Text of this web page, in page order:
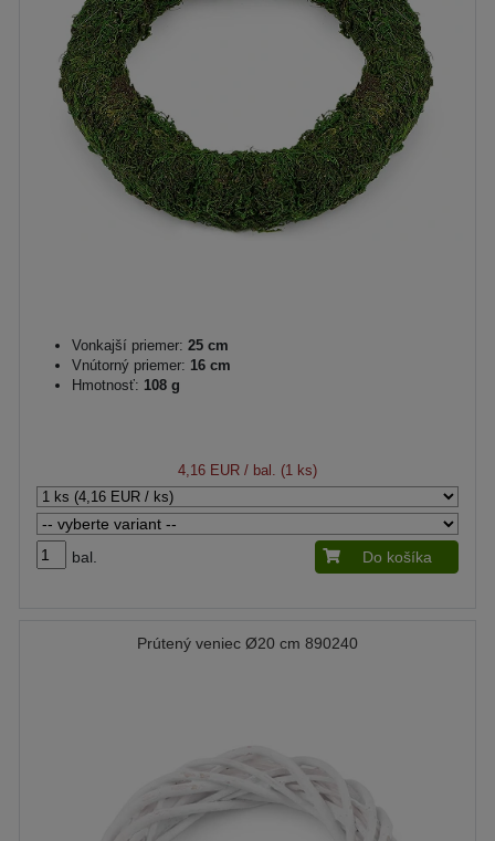
Vonkajší priemer: 25 cm
Vnútorný priemer: 16 cm
Hmotnosť: 108 g
4,16 EUR / bal. (1 ks)
bal. Do košíka
Prútený veniec Ø20 cm 890240